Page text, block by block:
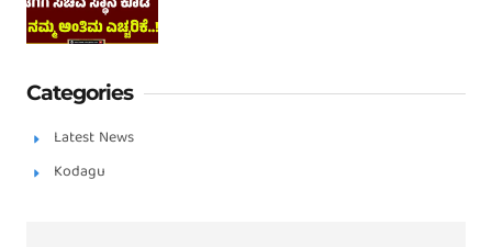
Categories
Latest News
Kodagu